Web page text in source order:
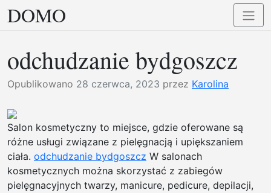
Przejdź
do
DOMO
odchudzanie bydgoszcz
Opublikowano 28 czerwca, 2023 przez Karolina
Salon kosmetyczny to miejsce, gdzie oferowane są
różne usługi związane z pielęgnacją i upiększaniem
ciała. odchudzanie bydgoszcz W salonach
kosmetycznych można skorzystać z zabiegów
pielęgnacyjnych twarzy, manicure, pedicure, depilacji,